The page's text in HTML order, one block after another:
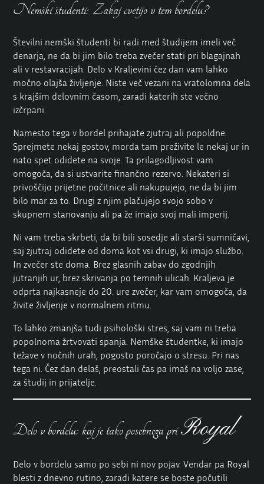
Nemški študenti: Zakaj cvetijo v tem bordelu?
Številni nemški študenti bi radi med študijem imeli več
denarja, ne da bi jim bilo treba zvečer stati pri blagajnah
ali v restavracijah. Delo v Kraljevini čez dan vam lahko
močno olajša življenje. Niste več vezani na vratolomna dela
s krajšim delovnim časom, zaradi katerih ste večno
izčrpani.
Namesto tega v bordel prihajate zjutraj ali popoldne.
Sprejmete nekaj gostov, morda tam preživite le nekaj ur in
nato spet odidete na svoje. Ta prilagodljivost vam
omogoča, da si ustvarite finančno rezervo. Nekateri si
privoščijo prijetne počitnice ali nakupujejo, ne da bi jim
bilo mar za to. Drugi z njim plačujejo svojo sobo v
skupnem stanovanju ali pa že imajo svoj mali imperij.
Ni vam treba skrbeti, da bi bili sosedje ali starši sumničavi,
saj zjutraj odidete od doma kot vsi drugi, ki imajo službo.
In zvečer ste doma. Brez glasnih zabav do zgodnjih
jutranjih ur, brez skrivanja po temnih ulicah. Kraljeva je
odprta najkasneje do 20. ure zvečer, kar vam omogoča, da
živite življenje v normalnem ritmu.
To lahko zmanjša tudi psihološki stres, saj vam ni treba
popolnoma žrtvovati spanja. Nemške študentke, ki imajo
težave v nočnih urah, pogosto poročajo o stresu. Pri nas
tega ni. Čez dan delaš, preostali čas pa imaš na voljo zase,
za študij in prijatelje.
Delo v bordelu: kaj je tako posebnega priRoyal
Delo v bordelu samo po sebi ni nov pojav. Vendar pa Royal
blesti z dnevno rutino, zaradi katere se boste počutili